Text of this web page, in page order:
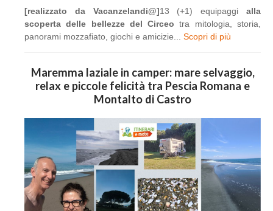
[realizzato da Vacanzelandi@]13 (+1) equipaggialla
scoperta delle bellezze del Circeo tra mitologia, storia,
panorami mozzafiato, giochi e amicizie... Scopri di più
Maremma laziale in camper: mare selvaggio,
relax e piccole felicità tra Pescia Romana e
Montalto di Castro